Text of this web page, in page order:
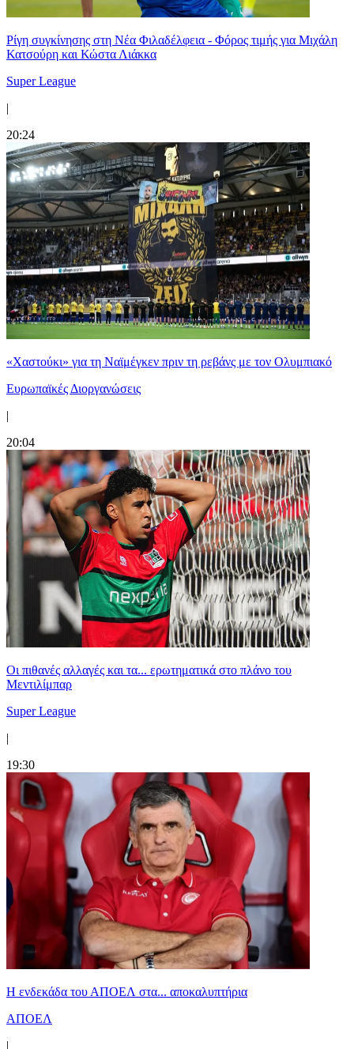
Ρίγη συγκίνησης στη Νέα Φιλαδέλφεια - Φόρος τιμής για Μιχάλη
Κατσούρη και Κώστα Λιάκκα
Super League
|
20:24
«Χαστούκι» για τη Ναϊμέγκεν πριν τη ρεβάνς με τον Ολυμπιακό
Ευρωπαϊκές Διοργανώσεις
|
20:04
Οι πιθανές αλλαγές και τα... ερωτηματικά στο πλάνο του
Μεντιλίμπαρ
Super League
|
19:30
Η ενδεκάδα του ΑΠΟΕΛ στα... αποκαλυπτήρια
ΑΠΟΕΛ
|